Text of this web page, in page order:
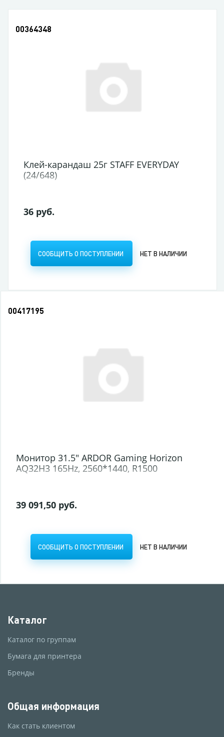
00364348
Клей-карандаш 25г STAFF EVERYDAY
(24/648)
36 руб.
СООБЩИТЬ О ПОСТУПЛЕНИИ НЕТ В НАЛИЧИИ
00417195
Монитор 31.5" ARDOR Gaming Horizon
AQ32H3 165Hz, 2560*1440, R1500
39 091,50 руб.
СООБЩИТЬ О ПОСТУПЛЕНИИ НЕТ В НАЛИЧИИ
Каталог
Каталог по группам
Бумага для принтера
Бренды
Общая информация
Как стать клиентом